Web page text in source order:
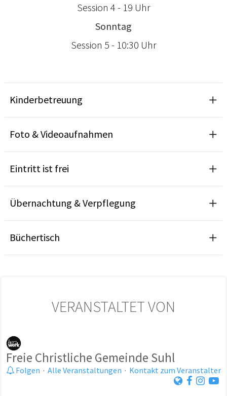
Session 4 - 19 Uhr
Sonntag
Session 5 - 10:30 Uhr
Kinderbetreuung
Foto & Videoaufnahmen
Eintritt ist frei
Übernachtung & Verpflegung
Büchertisch
VERANSTALTET VON
Freie Christliche Gemeinde Suhl
Folgen · Alle Veranstaltungen · Kontakt zum Veranstalter